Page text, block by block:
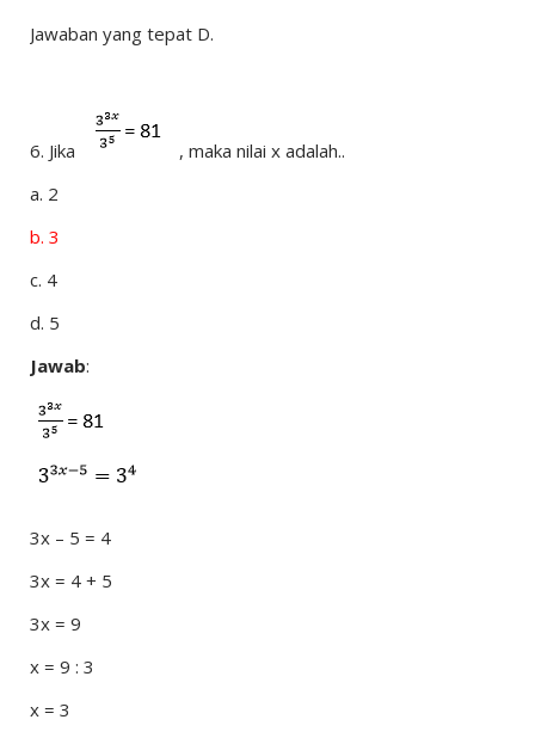
Jawaban yang tepat D.
6. Jika
, maka nilai x adalah..
a. 2
b. 3
c. 4
d. 5
Jawab:
3x – 5 = 4
3x = 4 + 5
3x = 9
x = 9 : 3
x = 3